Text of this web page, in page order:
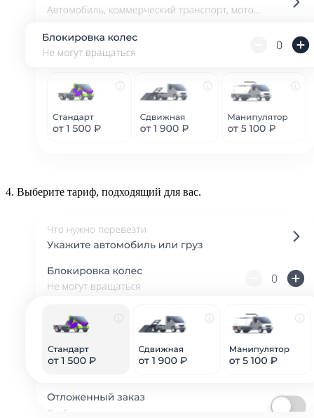
4. Выберите тариф, подходящий для вас.